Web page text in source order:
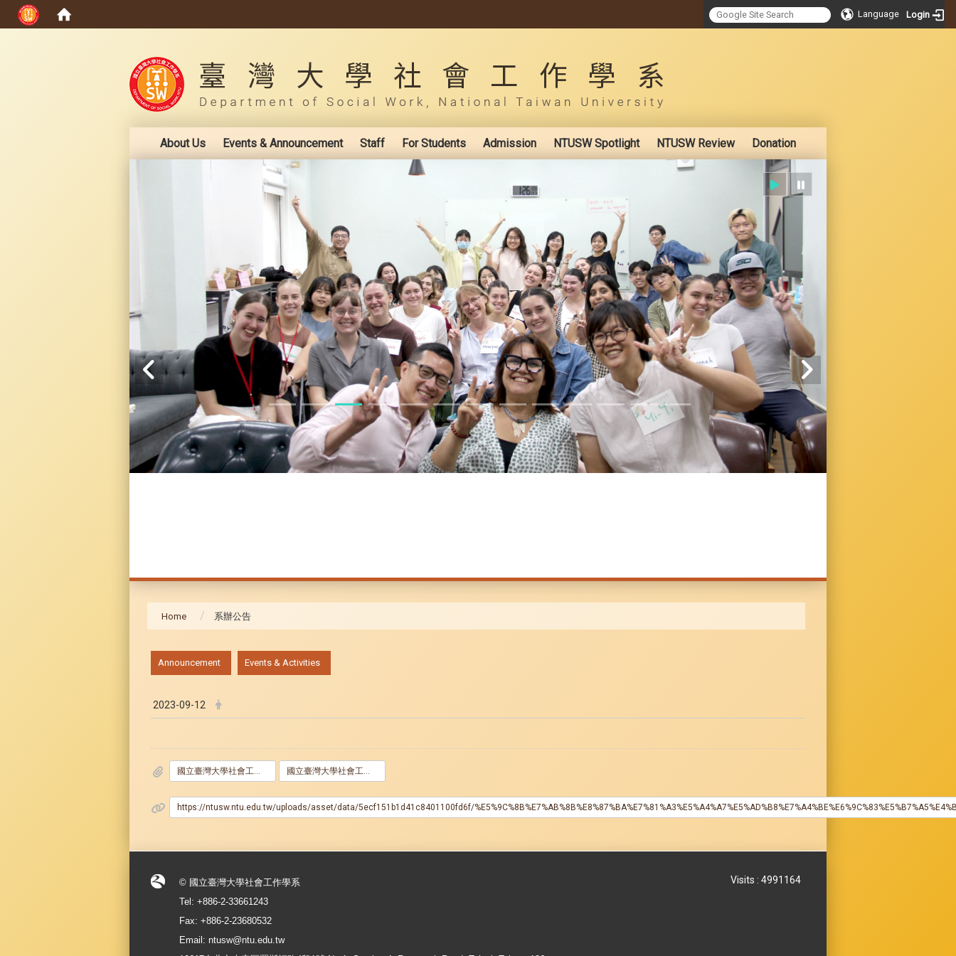
Language Login
About Us Events & Announcement Staff For Students Admission NTUSW Spotlight NTUSW Review Donation
Home 系辦公告
Announcement Events & Activities
2023-09-12
國立臺灣大學社會工作學系丁碧雲教授紀念獎學金申請表1101001.docx 國立臺灣大學社會工作學系丁碧雲教授紀念獎學金申請表1101001.odt
https://ntusw.ntu.edu.tw/uploads/asset/data/5ecf151b1d41c8401100fd6f/
© 國立臺灣大學社會工作學系
Tel: +886-2-33661243
Fax: +886-2-23680532
Email: ntusw@ntu.edu.tw
Visits : 4991164